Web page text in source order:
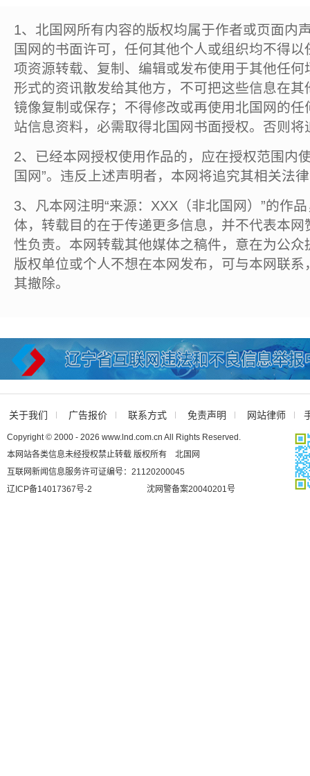
1、北国网所有内容的版权均属于作者或页面内
国网的书面许可，任何其他个人或组织均不得
项资源转载、复制、编辑或发布使用于其他任
形式的资讯散发给其他方，不可把这些信息在
镜像复制或保存；不得修改或再使用北国网的
站信息资料，必需取得北国网书面授权。否则将
2、已经本网授权使用作品的，应在授权范围内
国网”。违反上述声明者，本网将追究其相关法
3、凡本网注明“来源：XXX（非北国网）”的作
体，转载目的在于传递更多信息，并不代表本
性负责。本网转载其他媒体之稿件，意在为公
版权单位或个人不想在本网发布，可与本网联
其撤除。
关于我们 广告报价 联系方式 免责声明 网站律师
Copyright © 2000 - 2026 www.lnd.com.cn All Rights Reserved.
本网站各类信息未经授权禁止转载 版权所有 北国网
互联网新闻信息服务许可证编号：21120200045
辽ICP备14017367号-2
沈网警备案20040201号